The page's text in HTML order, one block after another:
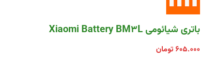
باتری شیائومی Xiaomi Battery BM3L
۶۰۵.۰۰۰تومان